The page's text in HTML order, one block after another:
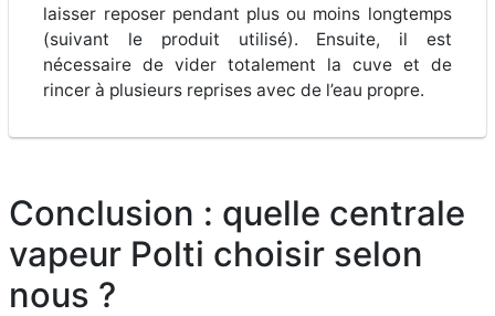
laisser reposer pendant plus ou moins longtemps
(suivant le produit utilisé). Ensuite, il est
nécessaire de vider totalement la cuve et de
rincer à plusieurs reprises avec de l’eau propre.
Conclusion : quelle centrale
vapeur Polti choisir selon
nous ?